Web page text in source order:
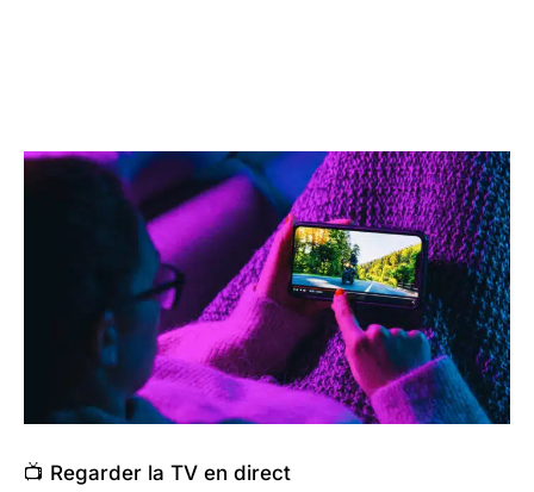
📺 Regarder la TV en direct